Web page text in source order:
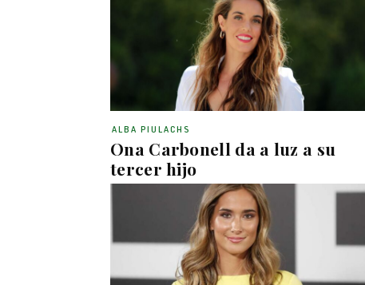
Ona Carbonell da a luz a su
tercer hijo
ALBA PIULACHS